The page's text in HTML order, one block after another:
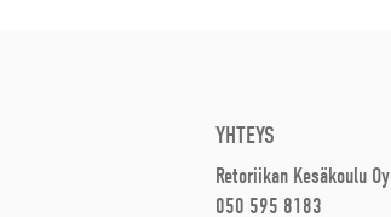
YHTEYS
Retoriikan Kesäkoulu Oy
050 595 8183